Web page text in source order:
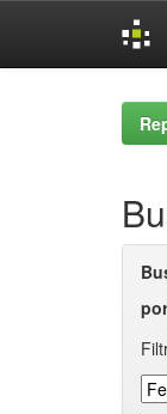
por